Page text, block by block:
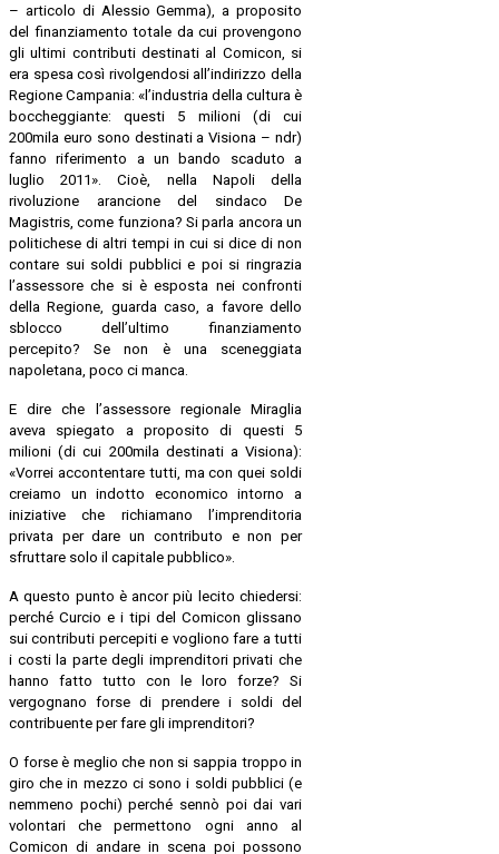
– articolo di Alessio Gemma), a proposito
del finanziamento totale da cui provengono
gli ultimi contributi destinati al Comicon, si
era spesa così rivolgendosi all’indirizzo della
Regione Campania: «l’industria della cultura è
boccheggiante: questi 5 milioni (di cui
200mila euro sono destinati a Visiona – ndr)
fanno riferimento a un bando scaduto a
luglio 2011». Cioè, nella Napoli della
rivoluzione arancione del sindaco De
Magistris, come funziona? Si parla ancora un
politichese di altri tempi in cui si dice di non
contare sui soldi pubblici e poi si ringrazia
l’assessore che si è esposta nei confronti
della Regione, guarda caso, a favore dello
sblocco dell’ultimo finanziamento
percepito? Se non è una sceneggiata
napoletana, poco ci manca.
E dire che l’assessore regionale Miraglia
aveva spiegato a proposito di questi 5
milioni (di cui 200mila destinati a Visiona):
«Vorrei accontentare tutti, ma con quei soldi
creiamo un indotto economico intorno a
iniziative che richiamano l’imprenditoria
privata per dare un contributo e non per
sfruttare solo il capitale pubblico».
A questo punto è ancor più lecito chiedersi:
perché Curcio e i tipi del Comicon glissano
sui contributi percepiti e vogliono fare a tutti
i costi la parte degli imprenditori privati che
hanno fatto tutto con le loro forze? Si
vergognano forse di prendere i soldi del
contribuente per fare gli imprenditori?
O forse è meglio che non si sappia troppo in
giro che in mezzo ci sono i soldi pubblici (e
nemmeno pochi) perché sennò poi dai vari
volontari che permettono ogni anno al
Comicon di andare in scena poi possono